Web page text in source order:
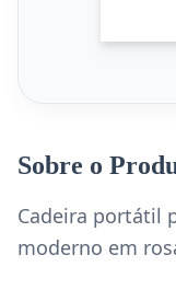
Sobre o
Cadeira portátil
moderno em